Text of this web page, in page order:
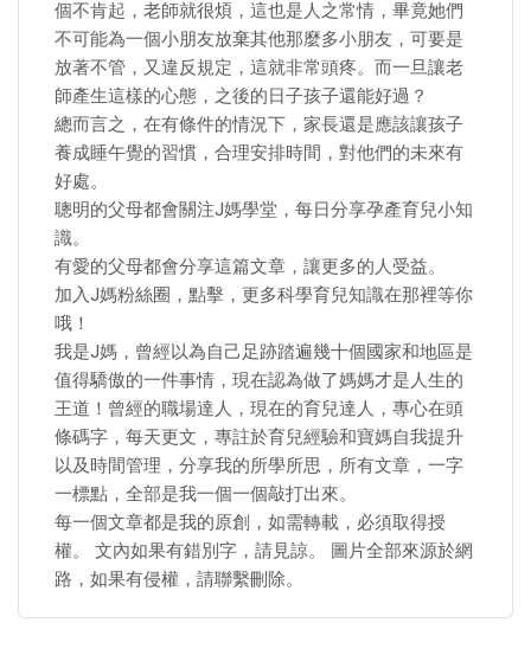
個不肯起，老師就很煩，這也是人之常情，畢竟她們
不可能為一個小朋友放棄其他那麼多小朋友，可要是
放著不管，又違反規定，這就非常頭疼。而一旦讓老
師產生這樣的心態，之後的日子孩子還能好過？
總而言之，在有條件的情況下，家長還是應該讓孩子
養成睡午覺的習慣，合理安排時間，對他們的未來有
好處。
聰明的父母都會關注J媽學堂，每日分享孕產育兒小知
識。
有愛的父母都會分享這篇文章，讓更多的人受益。
加入J媽粉絲圈，點擊，更多科學育兒知識在那裡等你
哦！
我是J媽，曾經以為自己足跡踏遍幾十個國家和地區是
值得驕傲的一件事情，現在認為做了媽媽才是人生的
王道！曾經的職場達人，現在的育兒達人，專心在頭
條碼字，每天更文，專註於育兒經驗和寶媽自我提升
以及時間管理，分享我的所學所思，所有文章，一字
一標點，全部是我一個一個敲打出來。
每一個文章都是我的原創，如需轉載，必須取得授
權。 文內如果有錯別字，請見諒。 圖片全部來源於網
路，如果有侵權，請聯繫刪除。